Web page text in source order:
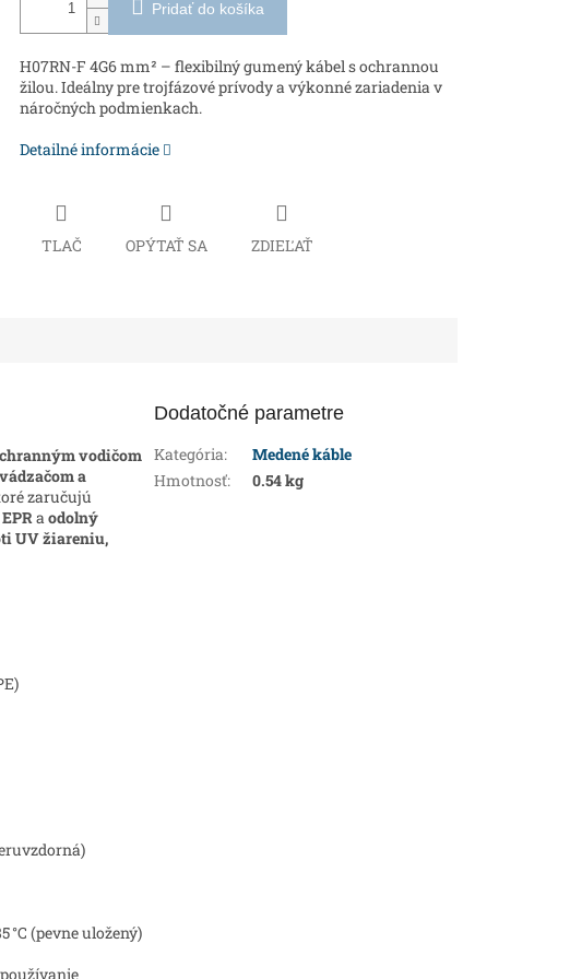
Pridať do košíka
H07RN-F 4G6 mm² – flexibilný gumený kábel s ochrannou
žilou. Ideálny pre trojfázové prívody a výkonné zariadenia v
náročných podmienkach.
Detailné informácie
TLAČ OPÝTAŤ SA ZDIEĽAŤ
vodičom
a
zaručujú
aodolný
UV žiareniu,
°C (pevne uložený)
Dodatočné parametre
Kategória:
Medené káble
Hmotnosť: 0.54 kg